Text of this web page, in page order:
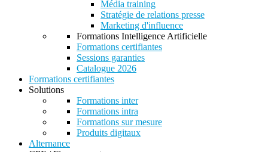
Média training
Stratégie de relations presse
Marketing d'influence
Formations Intelligence Artificielle
Formations certifiantes
Sessions garanties
Catalogue 2026
Formations certifiantes
Solutions
Formations inter
Formations intra
Formations sur mesure
Produits digitaux
Alternance